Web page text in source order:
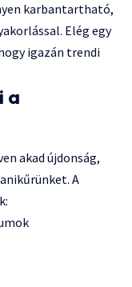
karbantartható,
Elég egy
igazán trendi
a
akad újdonság,
A